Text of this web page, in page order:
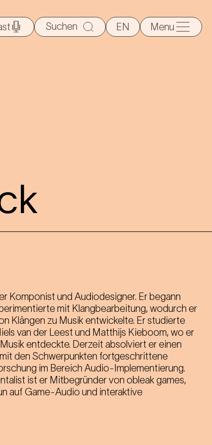
Suche
nach:
EN Menu
Komponist und Audiodesigner. Er begann
mit Klangbearbeitung, wodurch er
Klängen zu Musik entwickelte. Er studierte
van der Leest und Matthijs Kieboom, wo er
entdeckte. Derzeit absolviert er einen
den Schwerpunkten fortgeschrittene
im Bereich Audio-Implementierung.
ist er Mitbegründer von obleak games,
auf Game-Audio und interaktive